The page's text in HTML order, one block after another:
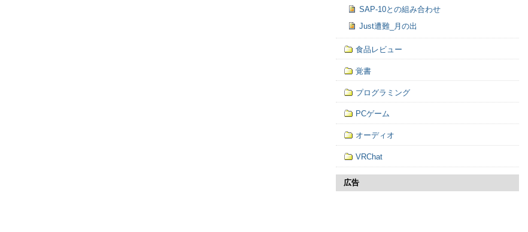
SAP-10との組み合わせ
Just遭難_月の出
食品レビュー
覚書
プログラミング
PCゲーム
オーディオ
VRChat
広告